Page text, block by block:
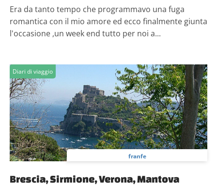
Era da tanto tempo che programmavo una fuga
romantica con il mio amore ed ecco finalmente giunta
l'occasione ,un week end tutto per noi a...
Diari di viaggio
franfe
Brescia, Sirmione, Verona, Mantova